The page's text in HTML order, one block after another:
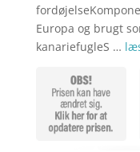
Europa og brugt
kanariefugleS …